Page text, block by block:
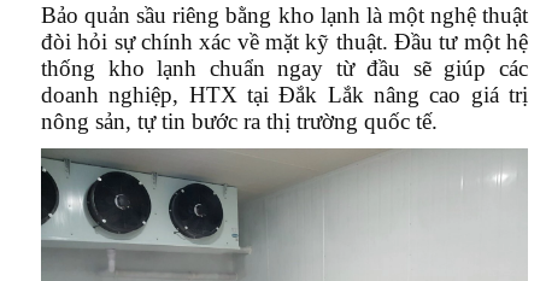
Bảo quản sầu riêng bằng kho lạnh là một nghệ thuật
đòi hỏi sự chính xác về mặt kỹ thuật. Đầu tư một hệ
thống kho lạnh chuẩn ngay từ đầu sẽ giúp các
doanh nghiệp, HTX tại Đắk Lắk nâng cao giá trị
nông sản, tự tin bước ra thị trường quốc tế.